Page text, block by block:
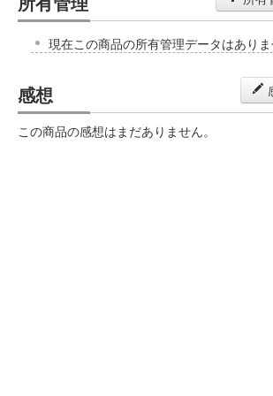
現在この商品の所有管理データはありま
感想
この商品の感想はまだありません。